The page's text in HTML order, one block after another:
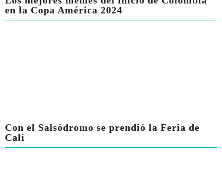
en la Copa América 2024
Con el Salsódromo se prendió la Feria de
Cali